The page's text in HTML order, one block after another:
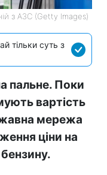
з АЗС (Getty Images)
тільки суть з
пальне. Поки
вартість
мережа
ціни на